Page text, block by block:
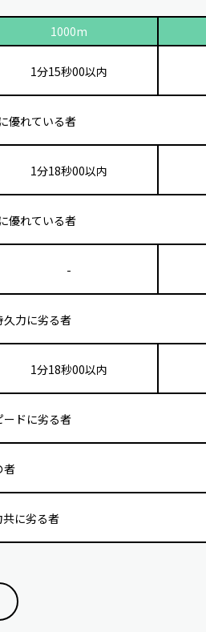
1000m
1分15秒00以内
優れている者
1分18秒00以内
優れている者
-
力に劣る者
1分18秒00以内
ドに劣る者
者
に劣る者